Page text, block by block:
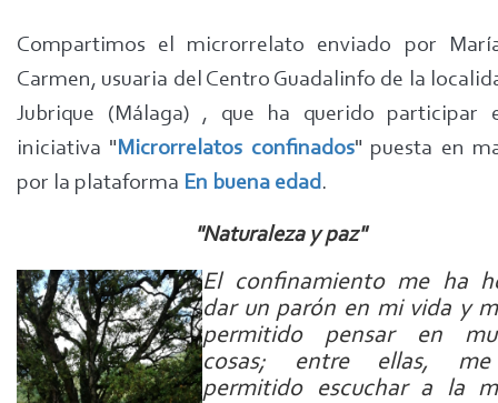
Compartimos el microrrelato enviado por
Carmen, usuaria del Centro Guadalinfo de la
Jubrique (Málaga) , que ha querido participar
iniciativa "Microrrelatos confinados" puesta en
por la plataforma En buena edad.
"Naturaleza y paz"
El confinamiento me ha
dar un parón en mi vida y
permitido pensar en
cosas; entre ellas,
permitido escuchar a la